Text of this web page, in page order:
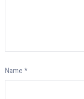
Name*